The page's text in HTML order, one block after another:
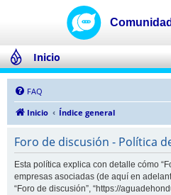
Inicio
FAQ
Inicio
Índice general
Foro de discusión - Política
Esta política explica con detalle cómo
empresas asociadas (de aquí en
“Foro de discusión”, “https://